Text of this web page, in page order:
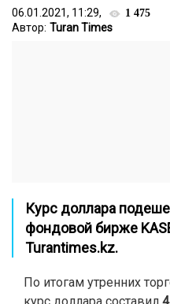
06.01.2021, 11:29, 1 475
Автор: Turan Times
Курс доллара
фондовой бирже
Turantimes.kz.
По итогам утренних